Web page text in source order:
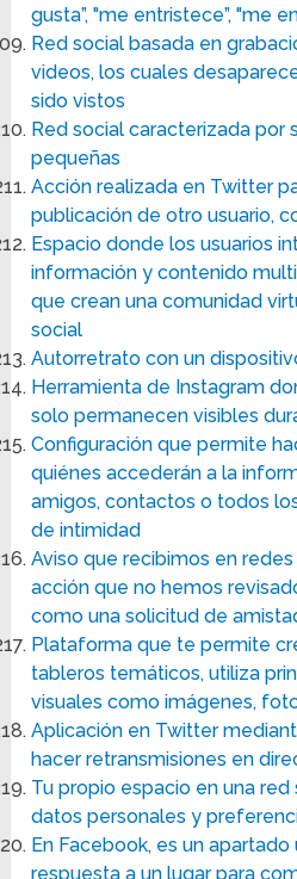
gusta”, "me entristece”, "me
Red social basada en
videos, los cuales
sido vistos
Red social caracterizada por
pequeñas
Acción realizada en Twitter
publicación de otro usuario,
Espacio donde los usuarios
información y contenido
que crean una comunidad
social
Autorretrato con un
Herramienta de Instagram
solo permanecen visibles
Configuración que permite
quiénes accederán a la
amigos, contactos o todos
de intimidad
Aviso que recibimos en
acción que no hemos
como una solicitud de
Plataforma que te permite
tableros temáticos, utiliza
visuales como imágenes,
Aplicación en Twitter
hacer retransmisiones en
Tu propio espacio en una red
datos personales y
En Facebook, es un
respuesta a un lugar para